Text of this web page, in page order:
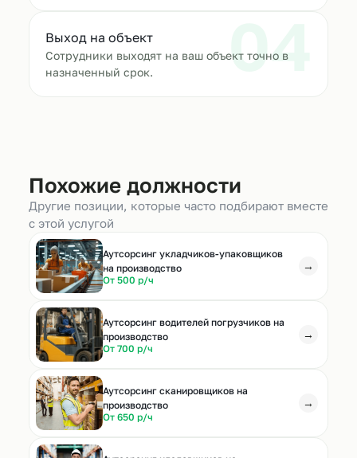
04
Выход на объект
Сотрудники выходят на ваш объект точно в
назначенный срок.
Похожие должности
Другие позиции, которые часто подбирают вместе
с этой услугой
Аутсорсинг укладчиков-упаковщиков
на производство
От 500 р/ч
→
Аутсорсинг водителей погрузчиков на
производство
От 700 р/ч
→
Аутсорсинг сканировщиков на
производство
От 650 р/ч
→